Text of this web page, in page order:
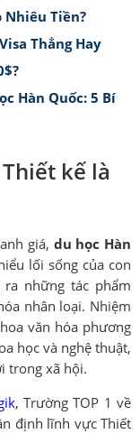
Nhiêu Tiền?
Thẳng Hay
Hàn Quốc: 5 Bí
kế là
giá, du học Hàn
lối sống của con
những tác phẩm
nhân loại. Nhiệm
văn hóa phương
học và nghệ thuật,
trong xã hội.
, Trường TOP 1 về
định lĩnh vực Thiết